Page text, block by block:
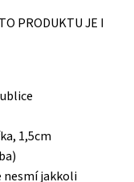
PRODUKTU JE I
1,5cm
nesmí jakkoli